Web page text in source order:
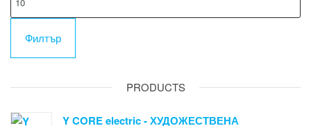
Филтър
PRODUCTS
Y CORE electric - ХУДОЖЕСТВЕНА